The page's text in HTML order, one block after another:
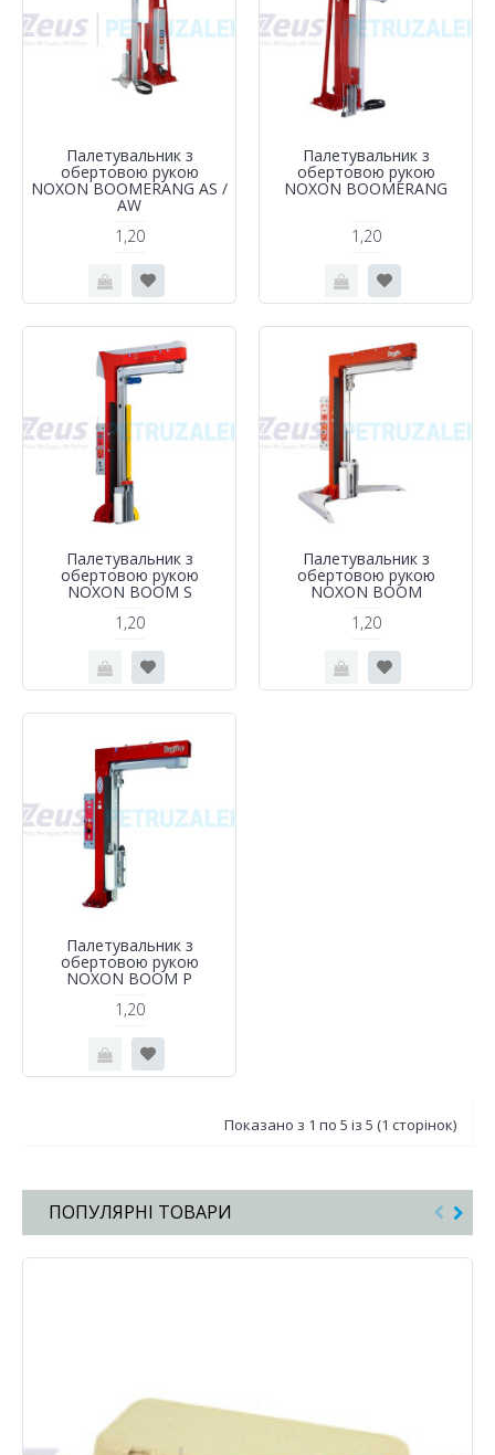
Палетувальник з
обертовою рукою
NOXON BOOMERANG AS /
AW
1,20
Палетувальник з
обертовою рукою
NOXON BOOMERANG
1,20
Палетувальник з
обертовою рукою
NOXON BOOM S
1,20
Палетувальник з
обертовою рукою
NOXON BOOM
1,20
Палетувальник з
обертовою рукою
NOXON BOOM P
1,20
Показано з 1 по 5 із 5 (1 сторінок)
ПОПУЛЯРНІ ТОВАРИ